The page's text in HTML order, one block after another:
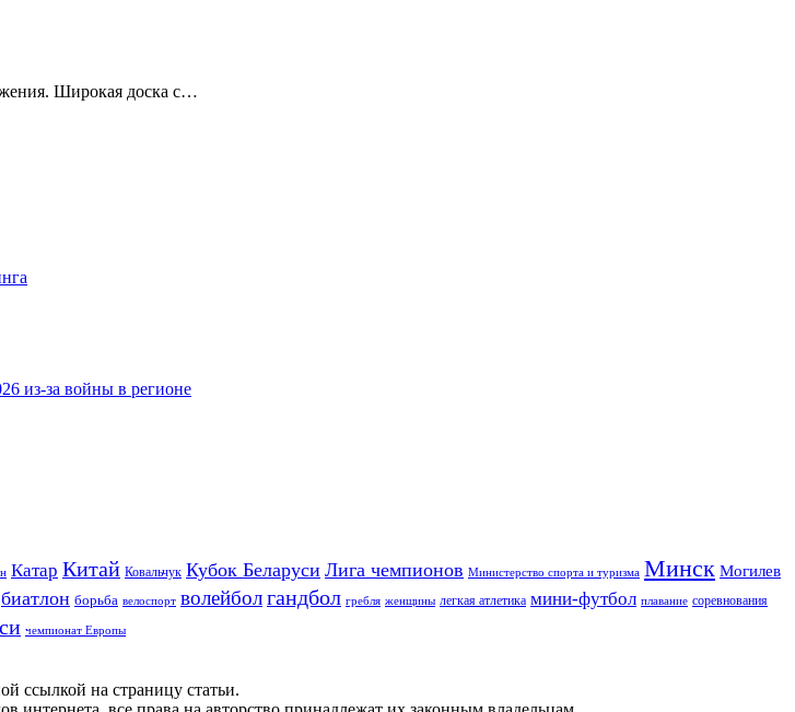
Широкая доска с…
из-за войны в регионе
Катар Китай Ковальчук Кубок Беларуси Лига чемпионов Министерство спорта и туризма Минск Могилев
биатлон борьба велоспорт волейболгандбол гребля женщины легкая атлетика мини-футбол плавание соревнования
чемпионат Европы
ссылкой на страницу статьи.